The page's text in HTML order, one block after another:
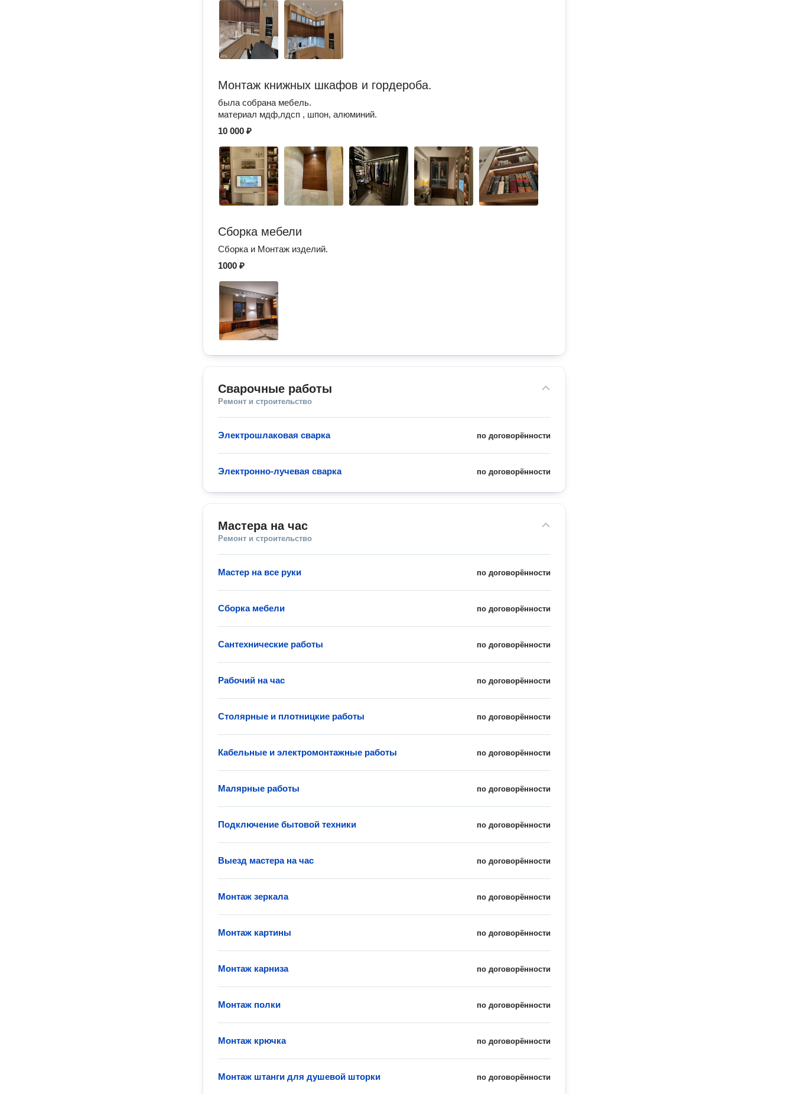
Монтаж книжных шкафов и гордероба.
была собрана мебель.
материал мдф,лдсп , шпон, алюминий.
10 000 ₽
Сборка мебели
Сборка и Монтаж изделий.
1000 ₽
Сварочные работы
Ремонт и строительство
по договорённости
Электрошлаковая сварка
по договорённости
Электронно-лучевая сварка
Мастера на час
Ремонт и строительство
по договорённости
Мастер на все руки
по договорённости
Сборка мебели
по договорённости
Сантехнические работы
по договорённости
Рабочий на час
по договорённости
Столярные и плотницкие работы
по договорённости
Кабельные и электромонтажные работы
по договорённости
Малярные работы
по договорённости
Подключение бытовой техники
по договорённости
Выезд мастера на час
по договорённости
Монтаж зеркала
по договорённости
Монтаж картины
по договорённости
Монтаж карниза
по договорённости
Монтаж полки
по договорённости
Монтаж крючка
по договорённости
Монтаж штанги для душевой шторки